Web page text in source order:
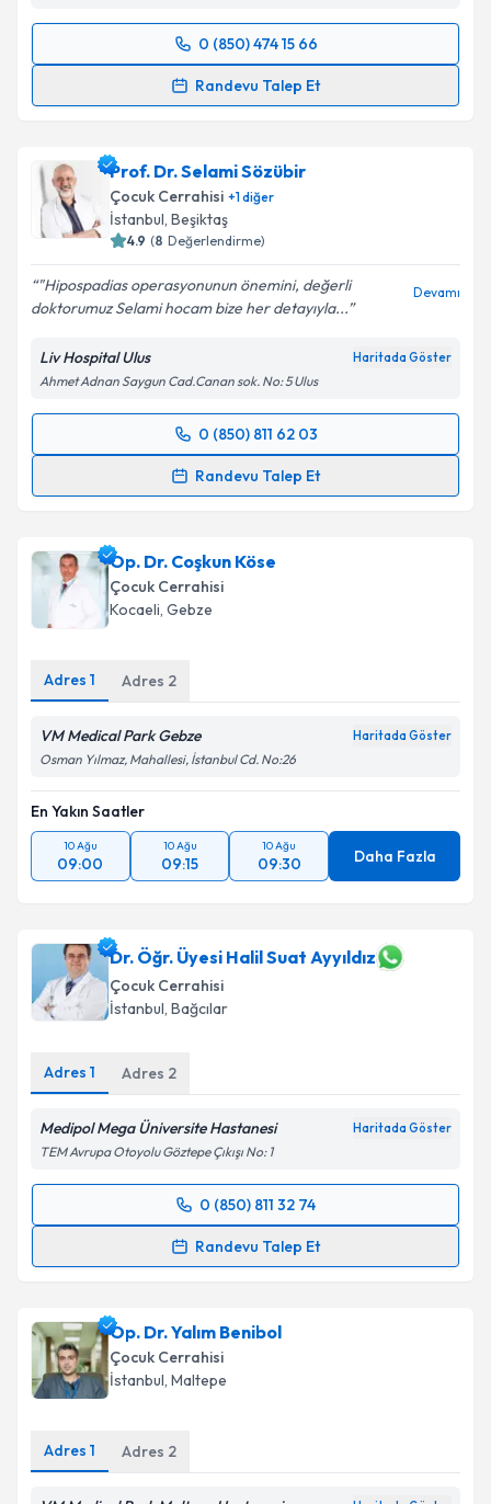
0 (850) 474 15 66
Randevu Talep Et
Randevu Takvimi Talebi
için bir takvim hazırlandığında e-posta ile
bilgilendireceğiz.
E-posta Adresiniz
Metni'ni okudum ve kişisel verilerimin belirtilen
kapsamda işlenmesini kabul ediyorum.
Takvim Talebini Gönder
Prof. Dr. Selami Sözübir
Çocuk Cerrahisi +1diğer
İstanbul, Beşiktaş
4.9 (8 Değerlendirme)
"Hipospadias operasyonunun önemini, değerli
doktorumuz Selami hocam bize her detayıyla...
Devamı
Liv Hospital Ulus Haritada Göster
Ahmet Adnan Saygun Cad.Canan sok. No: 5 Ulus
0 (850) 811 62 03
Randevu Talep Et
Randevu Takvimi Talebi
takvim hazırlandığında e-posta ile bilgilendireceğiz.
E-posta Adresiniz
Metni'ni okudum ve kişisel verilerimin belirtilen
kapsamda işlenmesini kabul ediyorum.
Takvim Talebini Gönder
Op. Dr. Coşkun Köse
Çocuk Cerrahisi
Kocaeli, Gebze
Adres 1 Adres 2
VM Medical Park Gebze Haritada Göster
Osman Yılmaz, Mahallesi, İstanbul Cd. No:26
En Yakın Saatler
10 Ağu
09:00
10 Ağu
09:15
10 Ağu
09:30 Daha Fazla
Dr. Öğr. Üyesi Halil Suat Ayyıldız
Çocuk Cerrahisi
İstanbul, Bağcılar
Adres 1 Adres 2
Medipol Mega Üniversite Hastanesi Haritada Göster
TEM Avrupa Otoyolu Göztepe Çıkışı No: 1
0 (850) 811 32 74
Randevu Talep Et
Randevu Takvimi Talebi
almanız için bir takvim hazırlandığında e-posta ile
bilgilendireceğiz.
E-posta Adresiniz
Op. Dr. Yalım Benibol
Çocuk Cerrahisi
İstanbul, Maltepe
Adres 1 Adres 2